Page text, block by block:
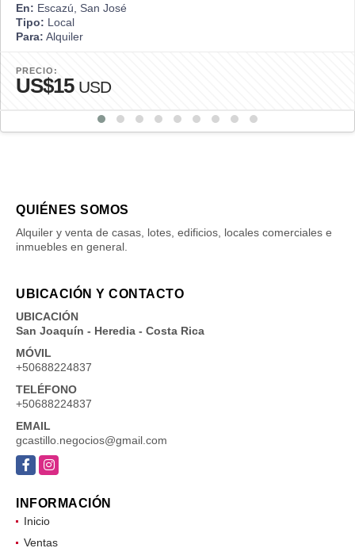
En: Escazú, San José
Tipo: Local
Para: Alquiler
PRECIO:
US$15 USD
QUIÉNES SOMOS
Alquiler y venta de casas, lotes, edificios, locales comerciales e
inmuebles en general.
UBICACIÓN Y CONTACTO
UBICACIÓN
San Joaquín - Heredia - Costa Rica
MÓVIL
+50688224837
TELÉFONO
+50688224837
EMAIL
gcastillo.negocios@gmail.com
INFORMACIÓN
Inicio